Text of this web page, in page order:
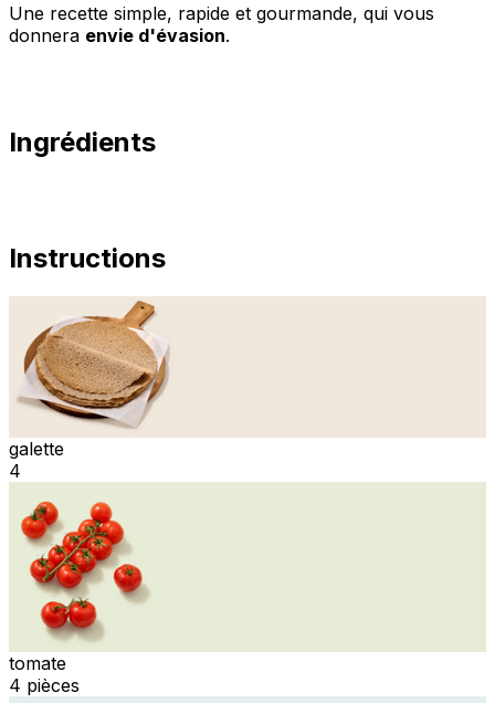
Une recette simple, rapide et gourmande, qui vous
donnera envie d'évasion.
Ingrédients
Instructions
galette
4
tomate
4 pièces